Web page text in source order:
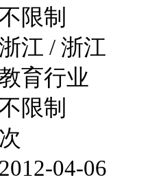
限制
江 / 浙江
育行业
限制
次
04-06